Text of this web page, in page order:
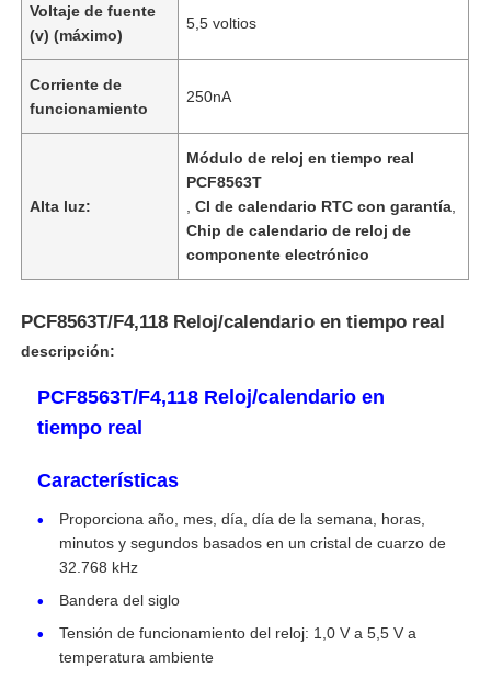
En casa
Productos
Los vídeos
Voltaje de fuente
(v) (máximo)
5,5 voltios
Corriente de
funcionamiento
250nA
Alta luz:
Módulo de reloj en tiempo real
PCF8563T
,CI de calendario RTC con garantía
Chip de calendario de reloj de
componente electrónico
PCF8563T/F4,118 Reloj/calendario en tiempo real
descripción:
PCF8563T/F4,118 Reloj/calendario en
tiempo real
Características
Proporciona año, mes, día, día de la semana, horas,
minutos y segundos basados en un cristal de cuarzo de
32.768 kHz
Bandera del siglo
Tensión de funcionamiento del reloj: 1,0 V a 5,5 V a
temperatura ambiente